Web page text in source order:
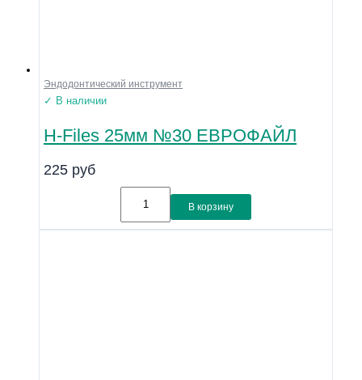
Эндодонтический инструмент
✓ В наличии
H-Files 25мм №30 ЕВРОФАЙЛ
225 руб
В корзину